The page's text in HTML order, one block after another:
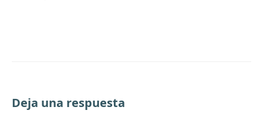
Deja una respuesta